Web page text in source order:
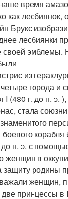
время
как лесбиянок,
Брукс
лесбиянки
своей эмблемы.
из
города и
I (480 г. до н. э.
стала
боевого
до н. э. с
женщин в
защиту родины
женщин,
принцессы в